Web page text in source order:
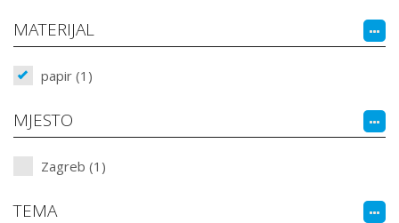
MATERIJAL
papir (1)
MJESTO
Zagreb (1)
TEMA